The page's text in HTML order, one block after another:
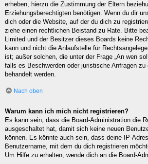
erheben, hierzu die Zustimmung der Eltern
Erziehungsberechtigten benötigen. Wenn du dir
dich oder die Website, auf der du dich zu
ziehe einen rechtlichen Beistand zu Rate. Bitte
Limited und der Besitzer dieses Boards keine
kann und nicht die Anlaufstelle für
ist; außer solchen, die unter der Frage „An wen
falls es Beschwerden oder juristische Anfragen zu
behandelt werden.
Nach oben
Warum kann ich mich nicht registrieren?
Es kann sein, dass die Board-Administration die
ausgeschaltet hat, damit sich keine neuen
können. Es könnte auch sein, dass deine IP-
Benutzername, mit dem du dich registrieren
Um Hilfe zu erhalten, wende dich an die Board-